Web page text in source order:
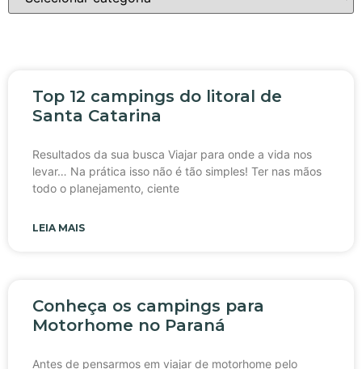
Top 12 campings do litoral de
Santa Catarina
Resultados da sua busca Viajar para onde a vida nos
levar… Na prática isso não é tão simples! Ter nas mãos
todo o planejamento, ciente
LEIA MAIS
Conheça os campings para
Motorhome no Paraná
Antes de pensarmos em viajar de motorhome pelo